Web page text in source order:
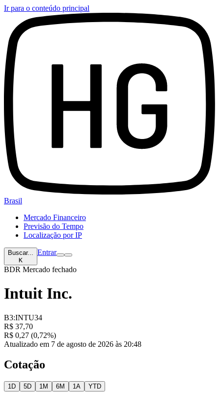
Ir para o conteúdo principal
Brasil
Mercado Financeiro
Previsão do Tempo
Localização por IP
Buscar...
K
Entrar
BDR Mercado fechado
Intuit Inc.
B3:INTU34
R$ 37,70
R$ 0,27 (0,72%)
Atualizado em 7 de agosto de 2026 às 20:48
Cotação
1D 5D 1M 6M 1A YTD